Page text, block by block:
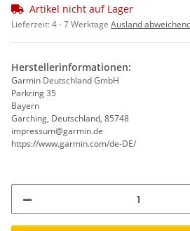
Artikel nicht auf Lager
Lieferzeit:4 - 7 Werktage Ausland
Herstellerinformationen:
Garmin Deutschland GmbH
Parkring 35
Bayern
Garching, Deutschland, 85748
impressum@garmin.de
https://www.garmin.com/de-DE/